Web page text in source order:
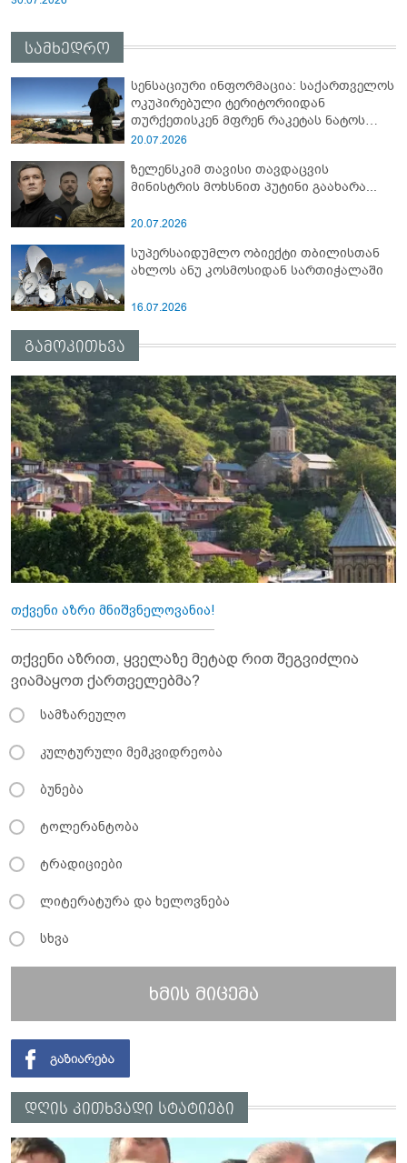
სამხედრო
სენსაციური ინფორმაცია: საქართველოს
ოკუპირებული ტერიტორიიდან
თურქეთისკენ მფრენ რაკეტას ნატოს
სამიტი კინაღამ ჩაუშლია
20.07.2026
ზელენსკიმ თავისი თავდაცვის
მინისტრის მოხსნით პუტინი გაახარა...
20.07.2026
სუპერსაიდუმლო ობიექტი თბილისთან
ახლოს ანუ კოსმოსიდან სართიჭალაში
16.07.2026
გამოკითხვა
თქვენი აზრი მნიშვნელოვანია!
თქვენი აზრით, ყველაზე მეტად რით შეგვიძლია
ვიამაყოთ ქართველებმა?
სამზარეულო
კულტურული მემკვიდრეობა
ბუნება
ტოლერანტობა
ტრადიციები
ლიტერატურა და ხელოვნება
სხვა
ხმის მიცემა
დღის კითხვადი სტატიები